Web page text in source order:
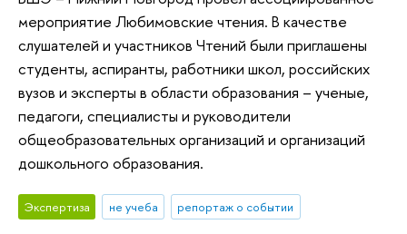
мероприятие Любимовские чтения. В качестве
слушателей и участников Чтений были приглашены
студенты, аспиранты, работники школ, российских
вузов и эксперты в области образования – ученые,
педагоги, специалисты и руководители
общеобразовательных организаций и организаций
дошкольного образования.
Экспертиза не учеба репортаж о событии